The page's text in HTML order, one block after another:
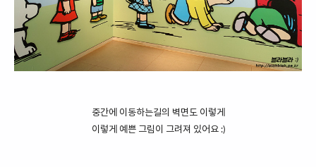
중간에 이동하는길의 벽면도 이렇게
이렇게 예쁜 그림이 그려져 있어요 :)